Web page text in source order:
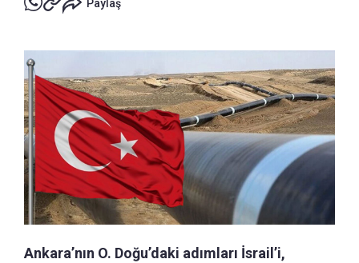
Paylaş
Ankara’nın O. Doğu’daki adımları İsrail’i,